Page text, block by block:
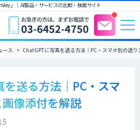
」｜ AI製品・サービスの比較・検索サイト
ース ChatGPTに写真を送る方法｜PC・スマホ別の送
送る方法｜PC・スマ
像添付を解説